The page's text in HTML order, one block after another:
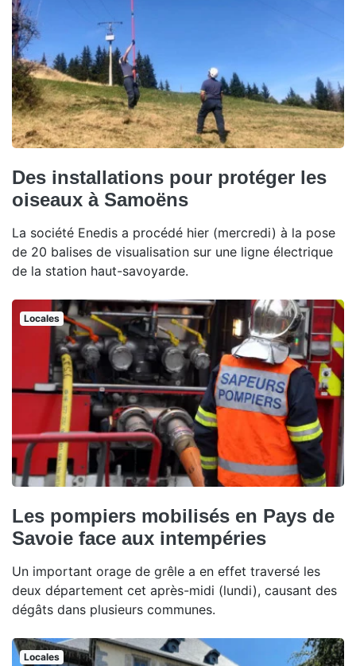
Des installations pour protéger les
oiseaux à Samoëns
La société Enedis a procédé hier (mercredi) à la pose
de 20 balises de visualisation sur une ligne électrique
de la station haut-savoyarde.
Locales
Les pompiers mobilisés en Pays de
Savoie face aux intempéries
Un important orage de grêle a en effet traversé les
deux département cet après-midi (lundi), causant des
dégâts dans plusieurs communes.
Locales